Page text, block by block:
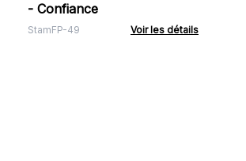
- Confiance
StamFP-49 Voir les détails